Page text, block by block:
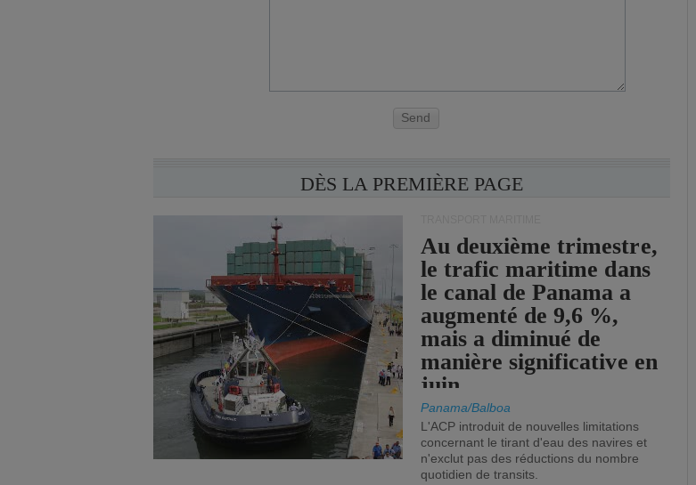
Send
DÈS LA PREMIÈRE PAGE
Au deuxième trimestre,
le trafic maritime dans
le canal de Panama a
augmenté de 9,6 %,
mais a diminué de
manière significative en
juin.
Panama/Balboa
L'ACP introduit de nouvelles limitations
concernant le tirant d'eau des navires et
n'exclut pas des réductions du nombre
quotidien de transits.